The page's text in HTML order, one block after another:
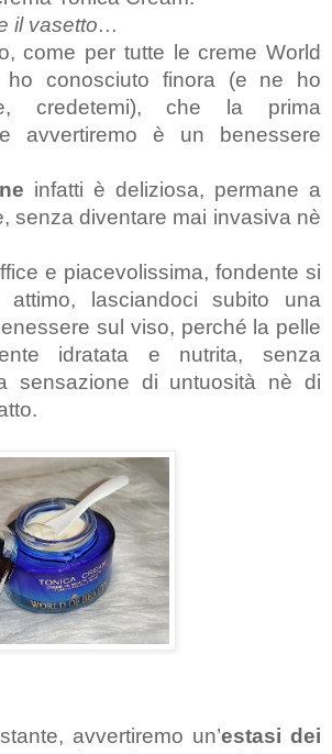
il vasetto…
come per tutte le creme World
conosciuto finora (e ne ho
credetemi), che la prima
avvertiremo è un benessere
infatti è deliziosa, permane a
senza diventare mai invasiva nè
e piacevolissima, fondente si
lasciandoci subito una
sul viso, perché la pelle
idratata e nutrita, senza
sensazione di untuosità nè di
avvertiremo un’estasi dei